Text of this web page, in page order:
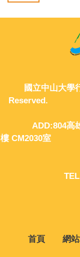
國立中山大學行
ADD:804高雄市
樓
TEL:07-
首頁
網